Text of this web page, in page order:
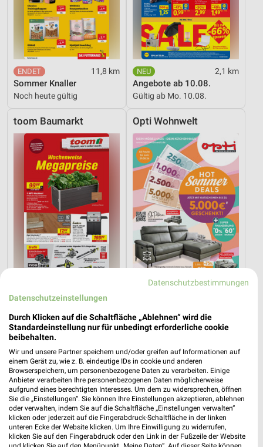
11,8 km
Sommer Knaller
Noch heute gültig
2,1 km
Angebote ab 10.08.
Gültig ab Mo. 10.08.
toom Baumarkt
8,6 km
Gültig bis Fr. 14.08.
Opti Wohnwelt
Gültig bis Sa. 29.08.
Datenschutzbestimmungen
Datenschutzeinstellungen
Durch Klicken auf die Schaltfläche „Ablehnen“ wird die
Standardeinstellung nur für unbedingt erforderliche cookie
beibehalten.
Wir und unsere Partner speichern und/oder greifen auf Informationen auf
einem Gerät zu, wie z. B. eindeutige IDs in cookie und anderen
Browserspeichern, um personenbezogene Daten zu verarbeiten. Einige
Anbieter verarbeiten Ihre personenbezogenen Daten möglicherweise
aufgrund eines berechtigten Interesses. Um dem zu widersprechen, öffnen
Sie die „Einstellungen“. Sie können Ihre Einstellungen akzeptieren, ablehnen
oder verwalten, indem Sie auf die Schaltfläche „Einstellungen verwalten“
klicken oder jederzeit auf die Fingerabdruck-Schaltfläche in der linken
unteren Ecke der Website klicken. Um Ihre Einwilligung zu widerrufen,
klicken Sie auf den Fingerabdruck oder den Link in der Fußzeile der Website